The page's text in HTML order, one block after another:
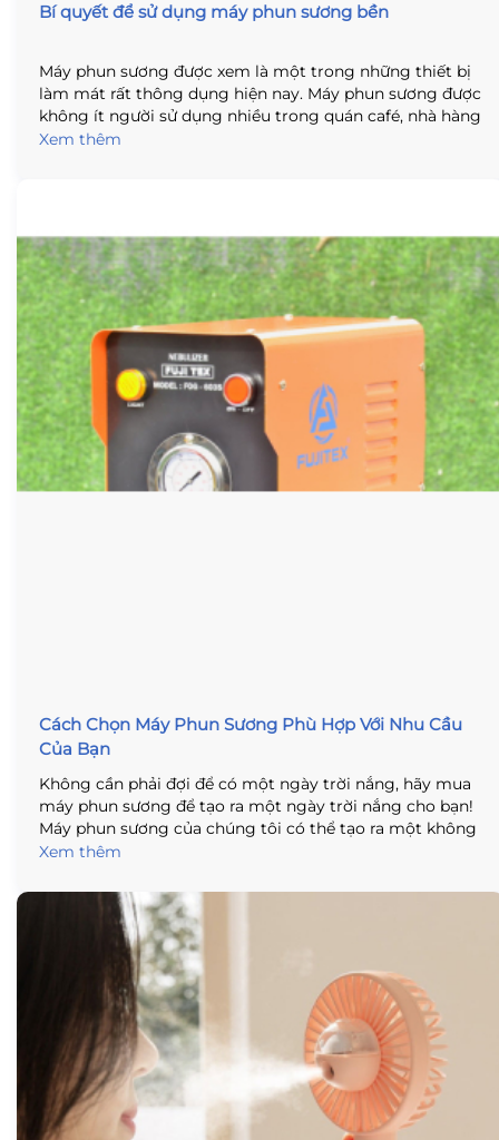
Bí quyết để sử dụng máy phun sương bền
Máy phun sương được xem là một trong những thiết bị
làm mát rất thông dụng hiện nay. Máy phun sương được
không ít người sử dụng nhiều trong quán café, nhà hàng
và những hộ gia đình có vườn cây cảnh, bể bơi đều rất
Xem thêm
Cách Chọn Máy Phun Sương Phù Hợp Với Nhu Cầu
Của Bạn
Không cần phải đợi để có một ngày trời nắng, hãy mua
máy phun sương để tạo ra một ngày trời nắng cho bạn!
Máy phun sương của chúng tôi có thể tạo ra một không
khí trong lành và ấm áp, giúp bạn có một ngày thật
Xem thêm